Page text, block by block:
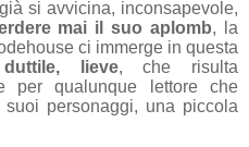
si avvicina, inconsapevole,
mai il suo aplomb, la
ci immerge in questa
lieve, che risulta
per qualunque lettore che
personaggi, una piccola